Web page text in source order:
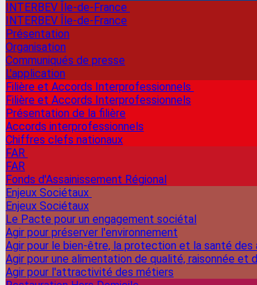
INTERBEV Île-de-France
INTERBEV Île-de-France
Présentation
Organisation
Communiqués de presse
L'application
Filière et Accords Interprofessionnels
Filière et Accords Interprofessionnels
Présentation de la filière
Accords interprofessionnels
Chiffres clefs nationaux
FAR
FAR
Fonds d'Assainissement Régional
Enjeux Sociétaux
Enjeux Sociétaux
Le Pacte pour un engagement sociétal
Agir pour préserver l'environnement
Agir pour le bien-être, la protection et la santé des
Agir pour une alimentation de qualité, raisonnée et
Agir pour l'attractivité des métiers